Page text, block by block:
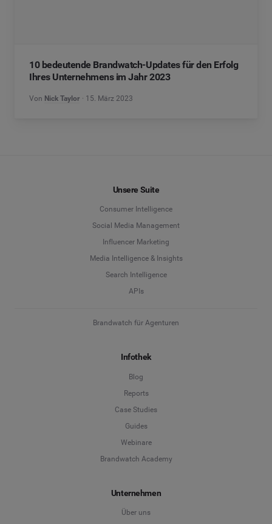
10 bedeutende Brandwatch-Updates für den Erfolg
Ihres Unternehmens im Jahr 2023
Von Nick Taylor 15. März 2023
Unsere Suite
Consumer Intelligence
Social Media Management
Influencer Marketing
Media Intelligence & Insights
Search Intelligence
APIs
Brandwatch für Agenturen
Infothek
Blog
Reports
Case Studies
Guides
Webinare
Brandwatch Academy
Unternehmen
Über uns